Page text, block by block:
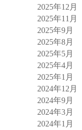
2025年12月
2025年11月
2025年9月
2025年8月
2025年5月
2025年4月
2025年1月
2024年12月
2024年9月
2024年3月
2024年1月